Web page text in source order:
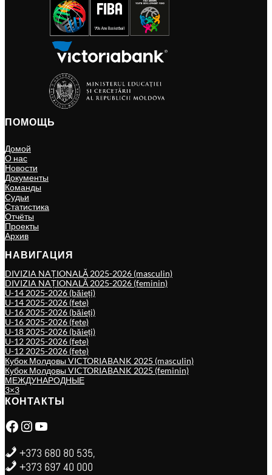
ПОМОЩЬ
Домой
О нас
Новости
Документы
Команды
Судьи
Статистика
Отчёты
Проекты
Архив
НАВИГАЦИЯ
DIVIZIA NAȚIONALĂ 2025-2026 (masculin)
DIVIZIA NAȚIONALĂ 2025-2026 (feminin)
U-14 2025-2026 (băieți)
U-14 2025-2026 (fete)
U-16 2025-2026 (băieți)
U-16 2025-2026 (fete)
U-18 2025-2026 (băieți)
U-12 2025-2026 (fete)
U-12 2025-2026 (fete)
Кубок Молдовы VICTORIABANK 2025 (masculin)
Кубок Молдовы VICTORIABANK 2025 (feminin)
МЕЖДУНАРОДНЫЕ
3×3
КОНТАКТЫ
Facebook Instagram YouTube
+373 680 80 535,
+373 697 40 000